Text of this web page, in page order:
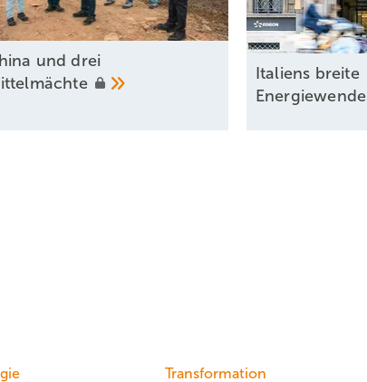
und drei
Italiens breite
Energiewende
Transformation